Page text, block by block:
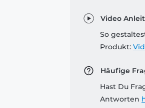
Video
So
Produkt:
Häufige
Hast Du
Antworten